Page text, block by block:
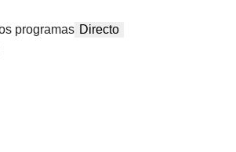
programas Directo